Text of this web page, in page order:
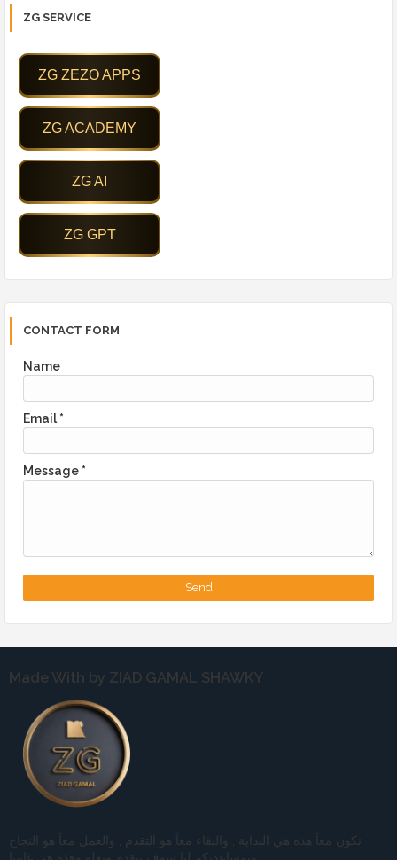
ZG SERVICE
CONTACT FORM
Name
Email *
Message *
Made With by ZIAD GAMAL SHAWKY
نكون معاً هذه هي البداية , والبقاء معاً هو التقدم , والعمل معاً هو النجاح